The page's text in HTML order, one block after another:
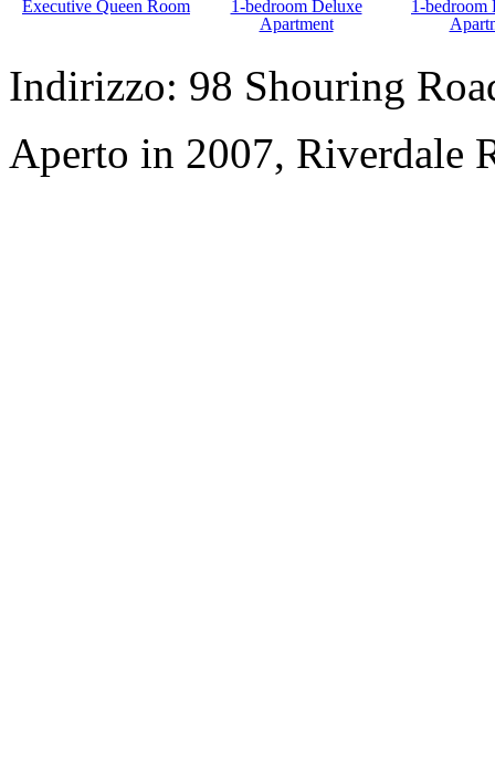
Executive Queen Room
1-bedroom Deluxe
Apartment
1-bedroom
Indirizzo: 98 Shouring
Aperto in 2007, Riverdale